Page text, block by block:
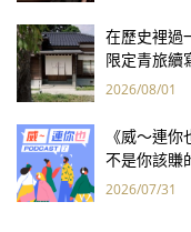
在歷史裡過
限定青旅續
2026/08/01
《威～連
不是你該賺
2026/07/31